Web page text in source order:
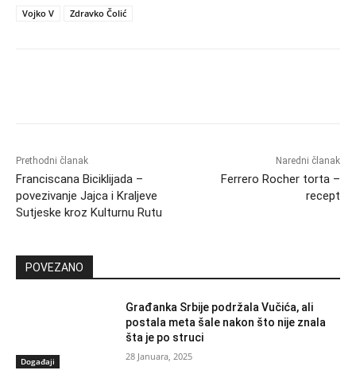
Vojko V
Zdravko Čolić
Prethodni članak
Franciscana Biciklijada –
povezivanje Jajca i Kraljeve
Sutjeske kroz Kulturnu Rutu
Naredni članak
Ferrero Rocher torta –
recept
POVEZANO
Događaji
Građanka Srbije podržala Vučića, ali
postala meta šale nakon što nije znala
šta je po struci
28 Januara, 2025